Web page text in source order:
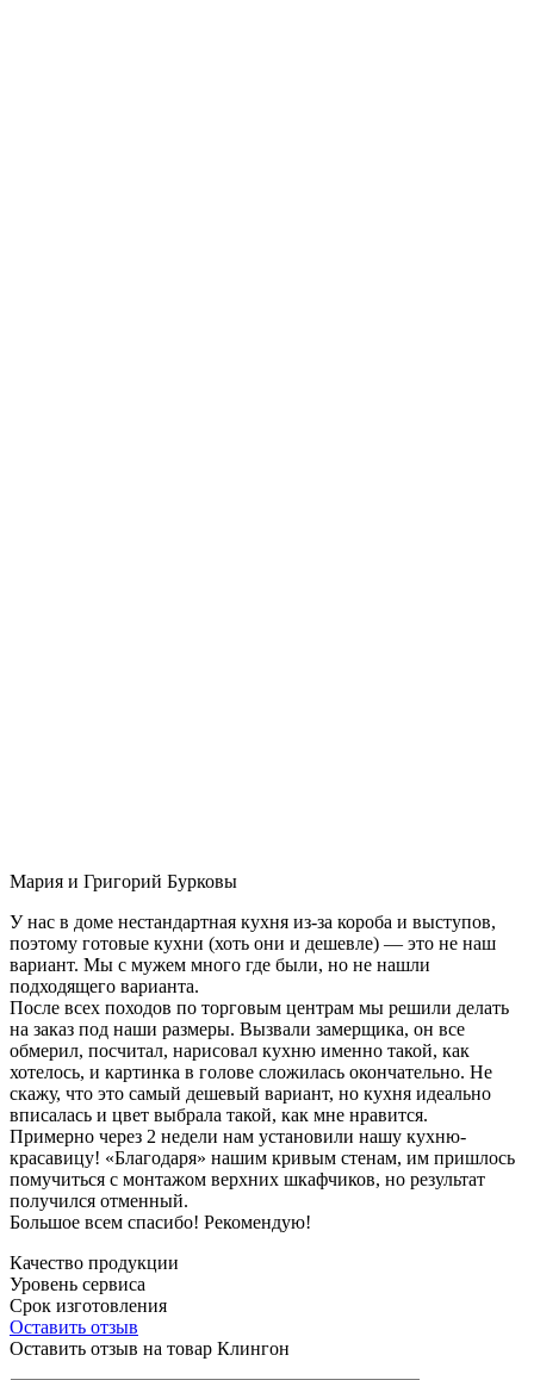
Мария и Григорий Бурковы
У нас в доме нестандартная кухня из-за короба и выступов,
поэтому готовые кухни (хоть они и дешевле) — это не наш
вариант. Мы с мужем много где были, но не нашли
подходящего варианта.
После всех походов по торговым центрам мы решили делать
на заказ под наши размеры. Вызвали замерщика, он все
обмерил, посчитал, нарисовал кухню именно такой, как
хотелось, и картинка в голове сложилась окончательно. Не
скажу, что это самый дешевый вариант, но кухня идеально
вписалась и цвет выбрала такой, как мне нравится.
Примерно через 2 недели нам установили нашу кухню-
красавицу! «Благодаря» нашим кривым стенам, им пришлось
помучиться с монтажом верхних шкафчиков, но результат
получился отменный.
Большое всем спасибо! Рекомендую!
Качество продукции
Уровень сервиса
Срок изготовления
Оставить отзыв
Оставить отзыв на товар Клингон